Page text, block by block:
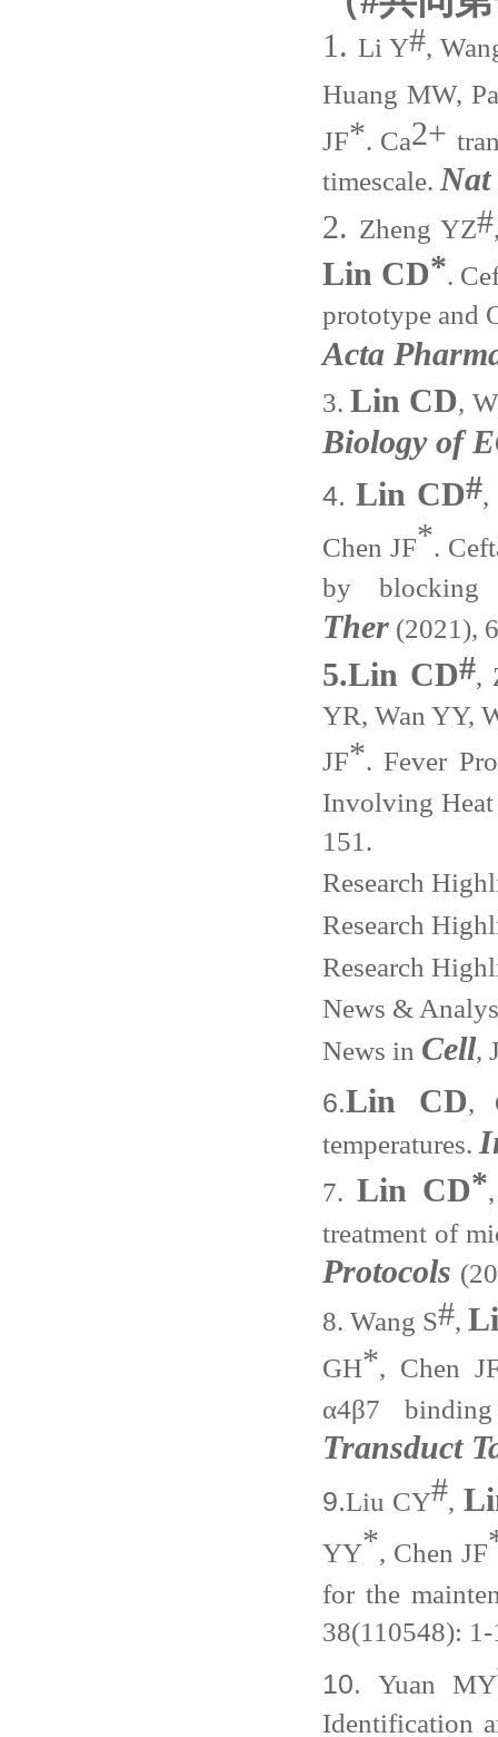
1.Li Y#,
Huang MW,
JF*. Ca2+
timescale. Nat
2. Zheng YZ#
Lin CD*.
prototype and
Acta
3. Lin CD,
Biology of
4. Lin CD#,
Chen JF*.
by blocking
Ther (2021),
5.Lin CD#,
YR, Wan YY,
JF*.Fever
Involving
151.
Research
Research
Research
News &
News in Cell,
6.Lin CD,
temperatures.
7. Lin CD*
treatment of
Protocols
8. Wang S#,
GH*, Chen
α4β7
Transduct
9.Liu CY#,
YY*, Chen JF
for the
38(110548):
10.Yuan MY
Identification